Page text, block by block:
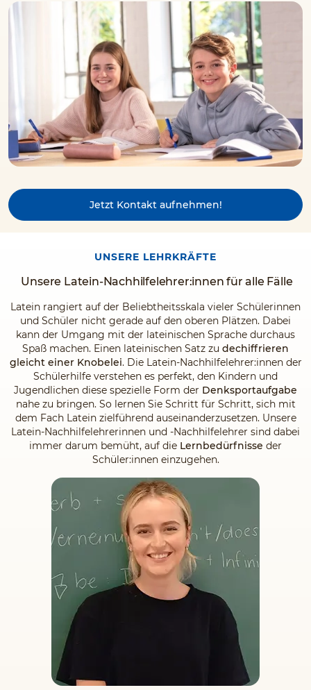
Jetzt Kontakt aufnehmen!
UNSERE LEHRKRÄFTE
Unsere Latein-Nachhilfelehrer:innen für alle Fälle
Latein rangiert auf der Beliebtheitsskala vieler Schülerinnen
und Schüler nicht gerade auf den oberen Plätzen. Dabei
kann der Umgang mit der lateinischen Sprache durchaus
Spaß machen. Einen lateinischen Satz zu dechiffrieren
gleicht einer Knobelei. Die Latein-Nachhilfelehrer:innen der
Schülerhilfe verstehen es perfekt, den Kindern und
Jugendlichen diese spezielle Form der Denksportaufgabe
nahe zu bringen. So lernen Sie Schritt für Schritt, sich mit
dem Fach Latein zielführend auseinanderzusetzen. Unsere
Latein-Nachhilfelehrerinnen und -Nachhilfelehrer sind dabei
immer darum bemüht, auf die Lernbedürfnisse der
Schüler:innen einzugehen.